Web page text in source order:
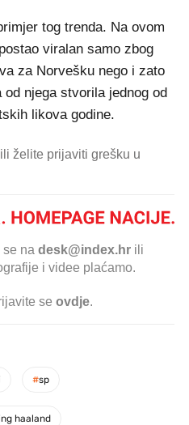
tog trenda. Na ovom
viralan samo zbog
za Norvešku nego i zato
njega stvorila jednog od
likova godine.
želite prijaviti grešku u
se na desk@index.hr ili
i videe plaćamo.
se ovdje.
#sp
haaland